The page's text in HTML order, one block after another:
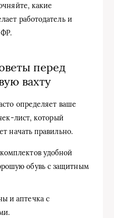
какие
работодатель и
перед
вахту
определяет ваше
лист, который
начать правильно.
удобной
обувь с защитным
и аптечка с